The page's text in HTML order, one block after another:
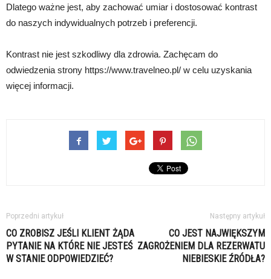
Dlatego ważne jest, aby zachować umiar i dostosować kontrast
do naszych indywidualnych potrzeb i preferencji.
Kontrast nie jest szkodliwy dla zdrowia. Zachęcam do
odwiedzenia strony https://www.travelneo.pl/ w celu uzyskania
więcej informacji.
Poprzedni artykuł
CO ZROBISZ JEŚLI KLIENT ŻĄDA
PYTANIE NA KTÓRE NIE JESTEŚ
W STANIE ODPOWIEDZIEĆ?
Następny artykuł
CO JEST NAJWIĘKSZYM
ZAGROŻENIEM DLA REZERWATU
NIEBIESKIE ŹRÓDŁA?